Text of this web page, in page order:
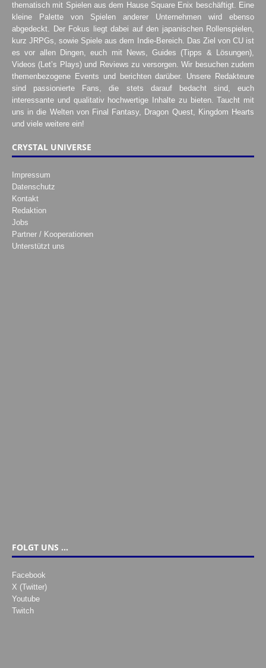
thematisch mit Spielen aus dem Hause Square Enix beschäftigt. Eine
kleine Palette von Spielen anderer Unternehmen wird ebenso
abgedeckt. Der Fokus liegt dabei auf den japanischen Rollenspielen,
kurz JRPGs, sowie Spiele aus dem Indie-Bereich. Das Ziel von CU ist
es vor allen Dingen, euch mit News, Guides (Tipps & Lösungen),
Videos (Let’s Plays) und Reviews zu versorgen. Wir besuchen zudem
themenbezogene Events und berichten darüber. Unsere Redakteure
sind passionierte Fans, die stets darauf bedacht sind, euch
interessante und qualitativ hochwertige Inhalte zu bieten. Taucht mit
uns in die Welten von Final Fantasy, Dragon Quest, Kingdom Hearts
und viele weitere ein!
CRYSTAL UNIVERSE
Impressum
Datenschutz
Kontakt
Redaktion
Jobs
Partner / Kooperationen
Unterstützt uns
FOLGT UNS …
Facebook
X (Twitter)
Youtube
Twitch